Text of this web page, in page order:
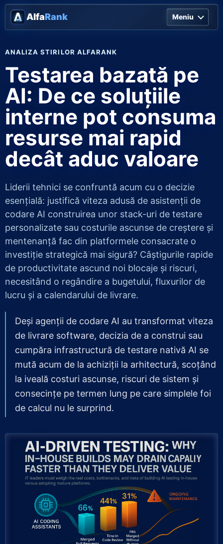
AlfaRank Meniu
ANALIZA STIRILOR ALFARANK
Testarea bazată pe
AI: De ce soluțiile
interne pot consuma
resurse mai rapid
decât aduc valoare
Liderii tehnici se confruntă acum cu o decizie
esențială: justifică viteza adusă de asistenții de
codare AI construirea unor stack-uri de testare
personalizate sau costurile ascunse de creștere și
mentenanță fac din platformele consacrate o
investiție strategică mai sigură? Câștigurile rapide
de productivitate ascund noi blocaje și riscuri,
necesitând o regândire a bugetului, fluxurilor de
lucru și a calendarului de livrare.
Deși agenții de codare AI au transformat viteza
de livrare software, decizia de a construi sau
cumpăra infrastructură de testare nativă AI se
mută acum de la achiziții la arhitectură, scoțând
la iveală costuri ascunse, riscuri de sistem și
consecințe pe termen lung pe care simplele foi
de calcul nu le surprind.